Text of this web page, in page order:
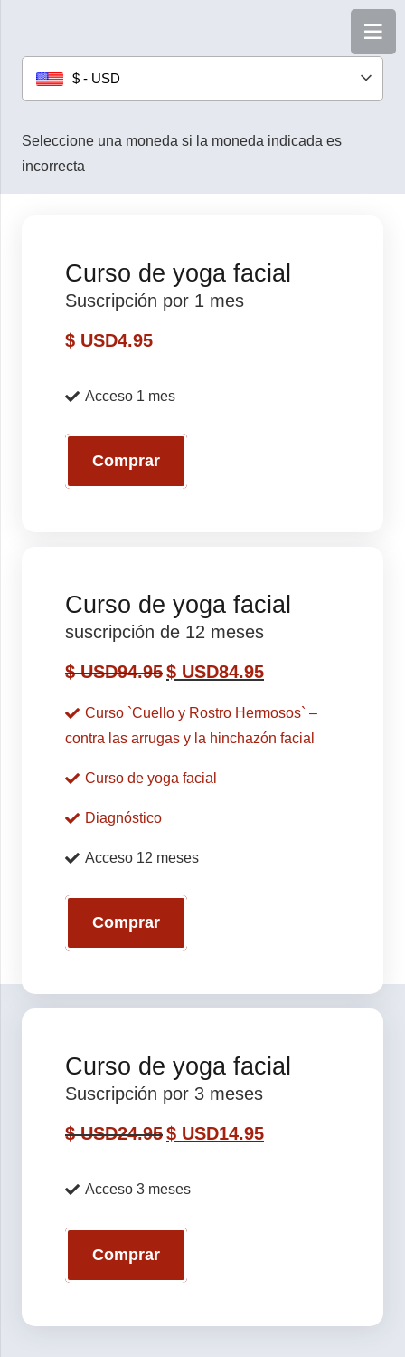
$ - USD
Seleccione una moneda si la moneda indicada es
incorrecta
Curso de yoga facial
Suscripción por 1 mes
$ USD4.95
Acceso 1 mes
Comprar
Curso de yoga facial
suscripción de 12 meses
$ USD94.95$ USD84.95
Curso `Cuello y Rostro Hermosos` –
contra las arrugas y la hinchazón facial
Curso de yoga facial
Diagnóstico
Acceso 12 meses
Comprar
Curso de yoga facial
Suscripción por 3 meses
$ USD24.95$ USD14.95
Acceso 3 meses
Comprar